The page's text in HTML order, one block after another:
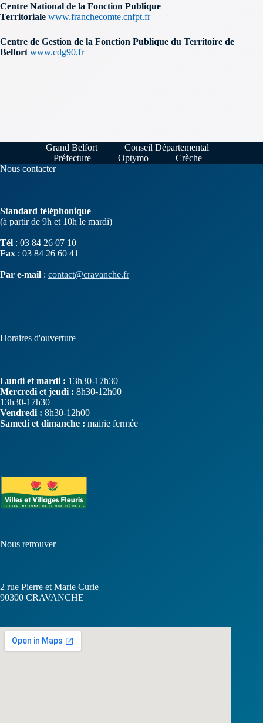
Centre National de la Fonction Publique
Territoriale www.franchecomte.cnfpt.fr
Centre de Gestion de la Fonction Publique du Territoire de
Belfort www.cdg90.fr
Grand Belfort
Conseil Départemental
Préfecture
Optymo
Crèche
Nous contacter
Standard téléphonique
(à partir de 9h et 10h le mardi)
Tél : 03 84 26 07 10
Fax : 03 84 26 60 41
Par e-mail : contact@cravanche.fr
Horaires d'ouverture
Lundi et mardi : 13h30-17h30
Mercredi et jeudi : 8h30-12h00
13h30-17h30
Vendredi : 8h30-12h00
Samedi et dimanche : mairie fermée
Nous retrouver
2 rue Pierre et Marie Curie
90300 CRAVANCHE